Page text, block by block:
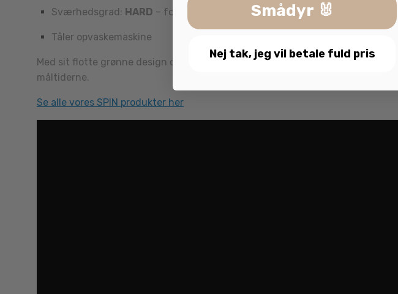
Sværhedsgrad: HARD – for hunde, der elsker en udfordring
Tåler opvaskemaskine
Med sit flotte grønne design og udfordrende sværhedsgrad er denne
måltiderne.
Se alle vores SPIN produkter her
Smådyr 🐰
Nej tak, jeg vil betale fuld pris